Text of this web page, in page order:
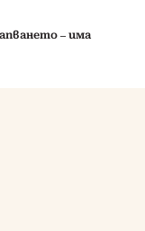
– има